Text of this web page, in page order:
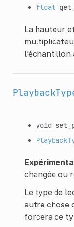
float
La hauteur
l’échantillon
void
changée ou
Le type de
autre chose
forcera ce